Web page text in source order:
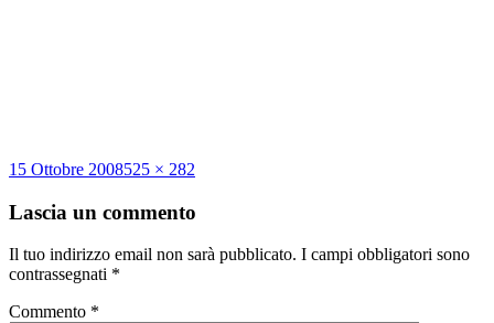
Scritto
15 Ottobre 2008Dimensione
525 × 282
Lascia un commento
Il tuo indirizzo email non sarà pubblicato. I campi obbligatori sono
contrassegnati *
Commento *